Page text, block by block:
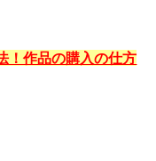
！作品の購入の仕方